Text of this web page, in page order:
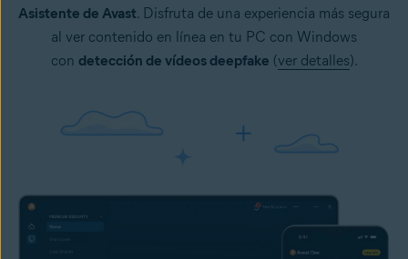
Asistente de Avast. Disfruta de una experiencia más segura
al ver contenido en línea en tu PC con Windows
con detección de vídeos deepfake (ver detalles).